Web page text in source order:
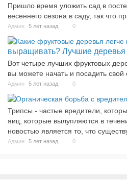
Пришло время уложить сад в
весеннего сезона в саду, так что
Админ 5 лет назад 0
выращивать? Лучшие
Вот четыре лучших фруктовых
вы можете начать и посадить
Админ 5 лет назад 0
Трипсы - частые вредители,
яиц, которые вылупляются в
новостью является то, что
Админ 5 лет назад 0